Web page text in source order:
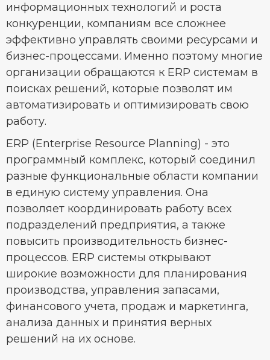
информационных технологий и роста
конкуренции, компаниям все сложнее
эффективно управлять своими ресурсами и
бизнес-процессами. Именно поэтому многие
организации обращаются к ERP системам в
поисках решений, которые позволят им
автоматизировать и оптимизировать свою
работу.
ERP (Enterprise Resource Planning) - это
программный комплекс, который соединил
разные функциональные области компании
в единую систему управления. Она
позволяет координировать работу всех
подразделений предприятия, а также
повысить производительность бизнес-
процессов. ERP системы открывают
широкие возможности для планирования
производства, управления запасами,
финансового учета, продаж и маркетинга,
анализа данных и принятия верных
решений на их основе.